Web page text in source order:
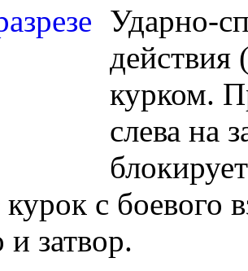
Ударно-
курком.
слева на
с боевого
затвор.